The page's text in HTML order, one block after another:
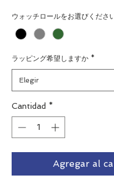
ウォッチロールをお選びください
ラッピング希望しますか *
Cantidad *
Agregar al